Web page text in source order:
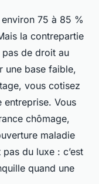
75 à 85 %
la contrepartie
de droit au
une base faible,
vous cotisez
entreprise. Vous
chômage,
maladie
du luxe : c’est
quand une